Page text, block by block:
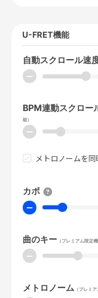
U-FRET機能
自動スクロール速
ー
BPM連動スクロー
能）
ー
メトロノームを
カポ
ー
曲のキー（プレミアム限定機
ー
メトロノーム （プレミ